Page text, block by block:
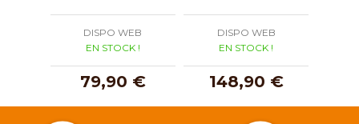
DISPO WEB
EN STOCK !
79,90 €
DISPO WEB
EN STOCK !
148,90 €